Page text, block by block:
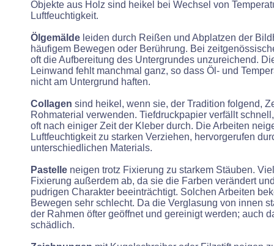
Objekte aus Holz sind heikel bei Wechsel von
Luftfeuchtigkeit.
Ölgemälde leiden durch Reißen und Abplatzen der
häufigem Bewegen oder Berührung. Bei
oft die Aufbereitung des Untergrundes unzureichend.
Leinwand fehlt manchmal ganz, so dass Öl- und
nicht am Untergrund haften.
Collagen sind heikel, wenn sie, der Tradition folgend,
Rohmaterial verwenden. Tiefdruckpapier verfällt
oft nach einiger Zeit der Kleber durch. Die Arbeiten
Luftfeuchtigkeit zu starken Verziehen, hervorgerufen
unterschiedlichen Materials.
Pastelle neigen trotz Fixierung zu starkem Stäuben.
Fixierung außerdem ab, da sie die Farben verändert
pudrigen Charakter beeinträchtigt. Solchen Arbeiten
Bewegen sehr schlecht. Da die Verglasung von innen
der Rahmen öfter geöffnet und gereinigt werden; auch
schädlich.